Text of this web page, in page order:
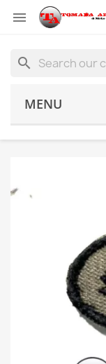

search
MENU